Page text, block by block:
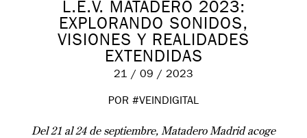
L.E.V. MATADERO 2023:
EXPLORANDO SONIDOS,
VISIONES Y REALIDADES
EXTENDIDAS
21 / 09 / 2023
POR #VEINDIGITAL
Del 21 al 24 de septiembre, Matadero Madrid acoge